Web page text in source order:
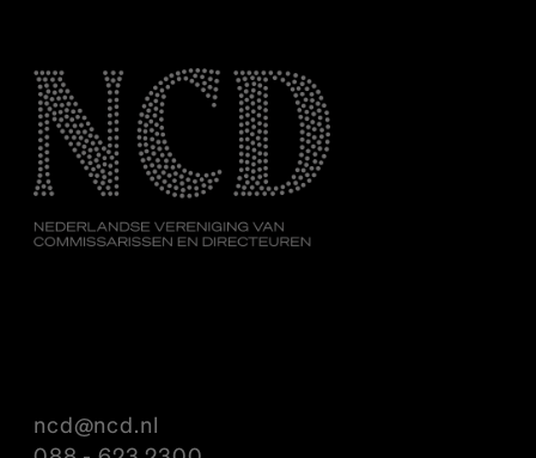
ncd@ncd.nl